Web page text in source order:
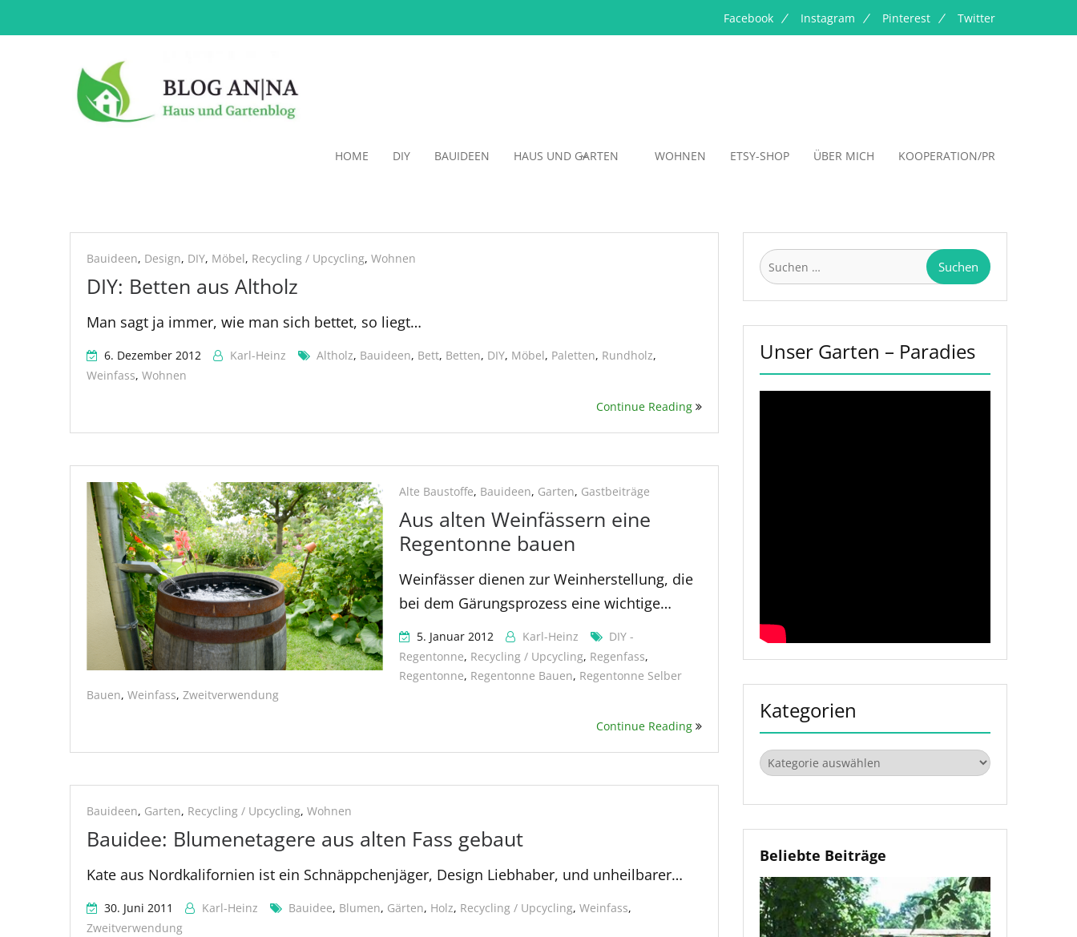
Facebook Instagram Pinterest Twitter
HOME DIY BAUIDEEN HAUS UND GARTEN WOHNEN ETSY-SHOP ÜBER MICH KOOPERATION/PR
Weinfass
Bauideen, Design, DIY, Möbel, Recycling / Upcycling, Wohnen
DIY: Betten aus Altholz
Man sagt ja immer, wie man sich bettet, so liegt…
6. Dezember 2012 Karl-Heinz Altholz, Bauideen, Bett, Betten, DIY, Möbel, Paletten, Rundholz,
Weinfass, Wohnen
Continue Reading
Alte Baustoffe, Bauideen, Garten, Gastbeiträge
Aus alten Weinfässern eine
Regentonne bauen
Weinfässer dienen zur Weinherstellung, die
bei dem Gärungsprozess eine wichtige…
5. Januar 2012 Karl-Heinz
DIY -
Regentonne, Recycling / Upcycling, Regenfass,
Regentonne, Regentonne Bauen, Regentonne Selber
Bauen, Weinfass, Zweitverwendung
Continue Reading
Bauideen, Garten, Recycling / Upcycling, Wohnen
Bauidee: Blumenetagere aus alten Fass gebaut
Kate aus Nordkalifornien ist ein Schnäppchenjäger, Design Liebhaber, und unheilbarer…
30. Juni 2011 Karl-Heinz Bauidee, Blumen, Gärten, Holz, Recycling / Upcycling, Weinfass,
Zweitverwendung
Suchen
Unser Garten – Paradies
Kategorien
Kategorien
Beliebte Beiträge